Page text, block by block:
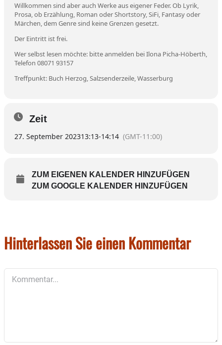
Willkommen sind aber auch Werke aus eigener Feder. Ob Lyrik,
Prosa, ob Erzählung, Roman oder Shortstory, SiFi, Fantasy oder
Märchen, dem Genre sind keine Grenzen gesetzt.
Der Eintritt ist frei.
Wer selbst lesen möchte: bitte anmelden bei Ilona Picha-Höberth,
Telefon 08071 93157
Treffpunkt: Buch Herzog, Salzsenderzeile, Wasserburg
Zeit
27. September 202313:13-14:14 (GMT-11:00)
ZUM EIGENEN KALENDER HINZUFÜGEN
ZUM GOOGLE KALENDER HINZUFÜGEN
Hinterlassen Sie einen Kommentar